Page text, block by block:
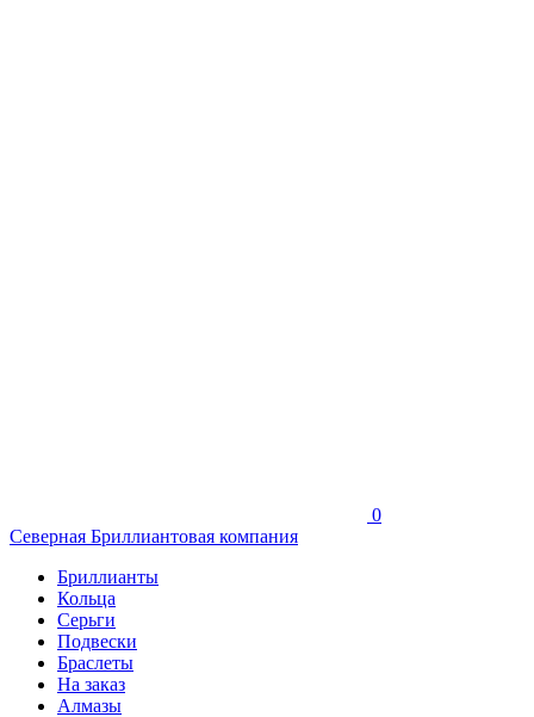
0
Северная Бриллиантовая компания
Бриллианты
Кольца
Серьги
Подвески
Браслеты
На заказ
Алмазы